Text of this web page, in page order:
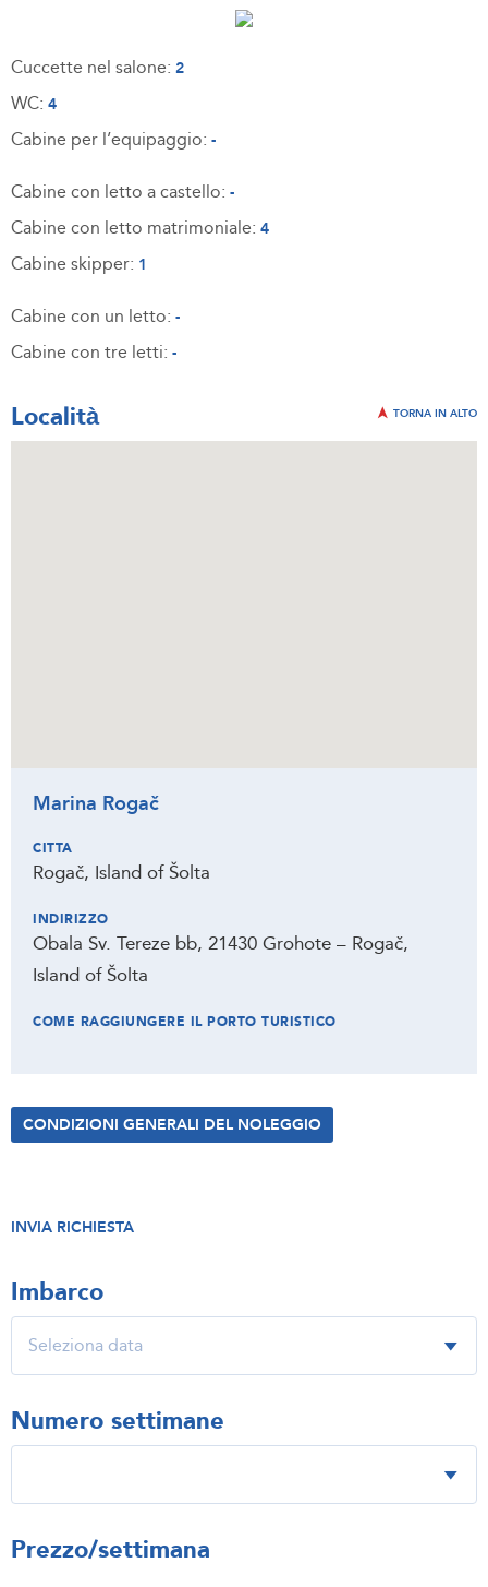
Cuccette nel salone: 2
WC: 4
Cabine per l’equipaggio: -
Cabine con letto a castello: -
Cabine con letto matrimoniale: 4
Cabine skipper: 1
Cabine con un letto: -
Cabine con tre letti: -
Località TORNA IN ALTO
Marina Rogač
CITTA
Rogač, Island of Šolta
INDIRIZZO
Obala Sv. Tereze bb, 21430 Grohote – Rogač,
Island of Šolta
COME RAGGIUNGERE IL PORTO TURISTICO
CONDIZIONI GENERALI DEL NOLEGGIO
INVIA RICHIESTA
Imbarco
Numero settimane
Prezzo/settimana